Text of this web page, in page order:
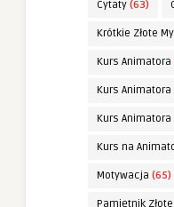
Cytaty (63)
Krótkie Złote
Kurs Animatora
Kurs
Kurs
Kurs na
Motywacja (65)
Pamiętnik